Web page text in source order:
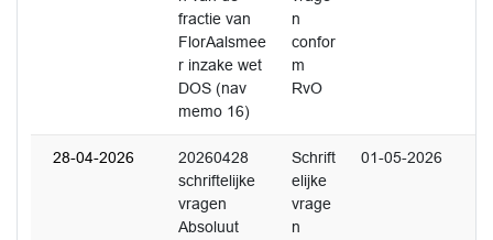
fractie van
FlorAalsmee
r inzake wet
DOS (nav
memo 16)
n
confor
m
RvO
28-04-2026
20260428
schriftelijke
vragen
Absoluut
Schrift
elijke
vrage
n
01-05-2026